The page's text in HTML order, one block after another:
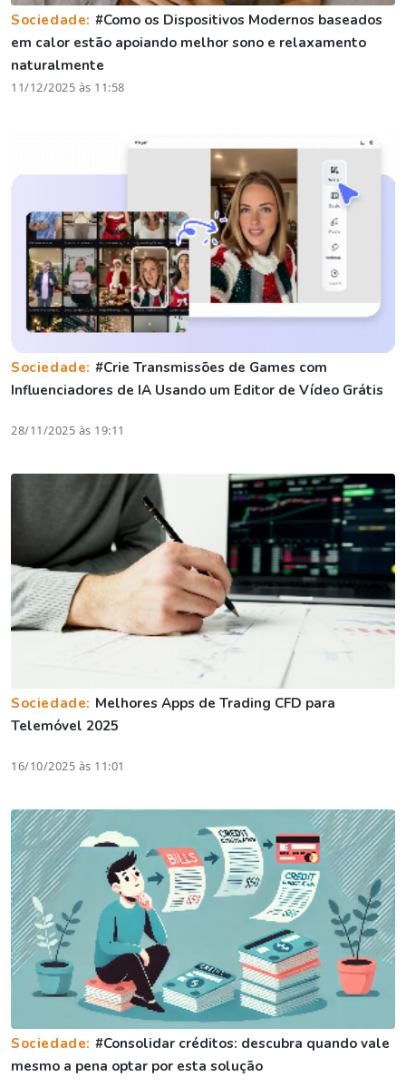
Sociedade: #Como os Dispositivos Modernos baseados
em calor estão apoiando melhor sono e relaxamento
naturalmente
11/12/2025 às 11:58
Sociedade: #Crie Transmissões de Games com
Influenciadores de IA Usando um Editor de Vídeo Grátis
28/11/2025 às 19:11
Sociedade: Melhores Apps de Trading CFD para
Telemóvel 2025
16/10/2025 às 11:01
Sociedade: #Consolidar créditos: descubra quando vale
mesmo a pena optar por esta solução